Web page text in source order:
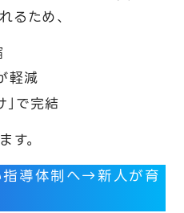
るため、
軽減
」で完結
す。
導体制へ→新人が育